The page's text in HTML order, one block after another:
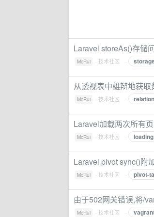
Laravel storeAs()存储
McRui · 技术社区 ·
从透视表中雄辩地获取
McRui · 技术社区 ·
Laravel加载两次所有
McRui · 技术社区 · loading
Laravel pivot sync()附
McRui · 技术社区 · pivot-
由于502网关错误,将/
McRui · 技术社区 ·